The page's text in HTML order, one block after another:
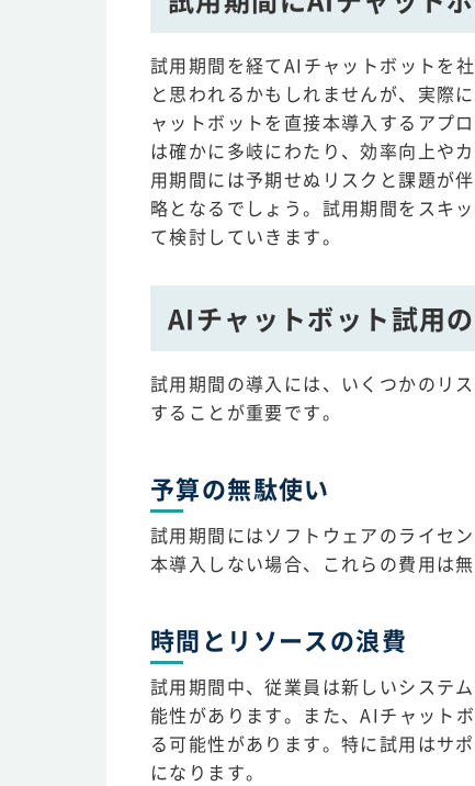
試用期間を経てAIチャットボットを
と思われるかもしれませんが、実際
ャットボットを直接本導入するアプ
は確かに多岐にわたり、効率向上や
用期間には予期せぬリスクと課題が
略となるでしょう。試用期間をスキ
て検討していきます。
AIチャットボット試用
試用期間の導入には、いくつかのリ
することが重要です。
予算の無駄使い
試用期間にはソフトウェアのライセ
本導入しない場合、これらの費用は無
時間とリソースの浪費
試用期間中、従業員は新しいシステ
能性があります。また、AIチャット
る可能性があります。特に試用はサ
になります。